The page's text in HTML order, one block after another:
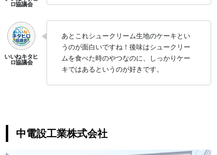
あとこれシュークリーム生地のケーキとい
うのが面白いですね！後味はシュークリー
ムを食べた時のやつなのに、しっかりケー
キではあるというのが好きです。
中電設工業株式会社